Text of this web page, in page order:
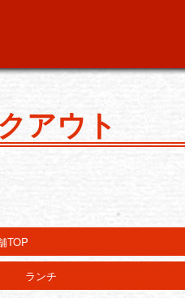
アウト
TOP
ランチ